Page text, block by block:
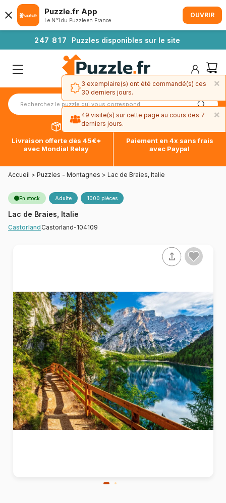
247 81 7 Puzzles disponibles sur le site
Livraison offerte dès 45€*
avec Mondial Relay
Paiement en 4x sans frais
avec Paypal
Accueil > Puzzles - Montagnes > Lac de Braies, Italie
En stock Adulte 1000 pièces
Lac de Braies, Italie
Castorland Castorland-104109
Puzzle.fr App
Le N°1 du Puzzle en France
OUVRIR
×
3 exemplaire(s) ont été commandé(s) ces
30 derniers jours.
×
49 visite(s) sur cette page au cours des 7
derniers jours.